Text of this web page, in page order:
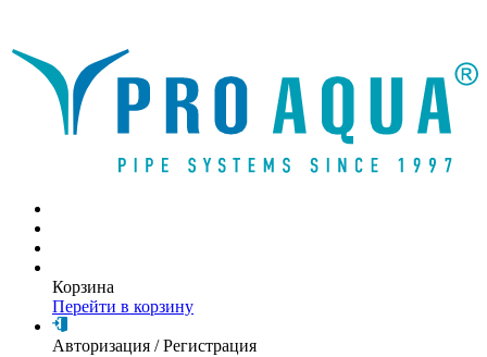
Корзина
Перейти в корзину
Авторизация /Регистрация